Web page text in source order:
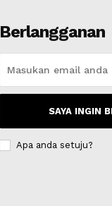
Berlangganan
SAYA INGIN
Apa anda setuju?